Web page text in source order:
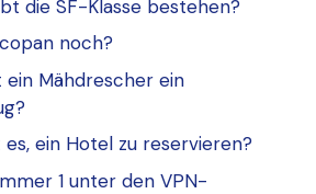
die SF-Klasse bestehen?
noch?
Mähdrescher ein
ein Hotel zu reservieren?
1 unter den VPN-